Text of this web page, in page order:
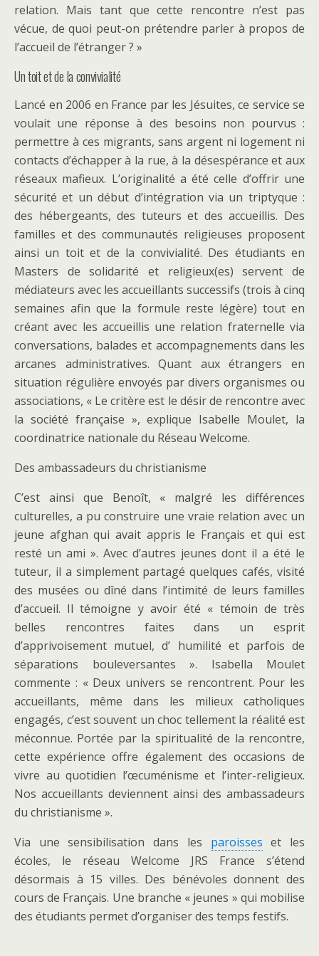
relation. Mais tant que cette rencontre n’est pas
vécue, de quoi peut-on prétendre parler à propos de
l’accueil de l’étranger ? »
Un toit et de la convivialité
Lancé en 2006 en France par les Jésuites, ce service se
voulait une réponse à des besoins non pourvus :
permettre à ces migrants, sans argent ni logement ni
contacts d’échapper à la rue, à la désespérance et aux
réseaux mafieux. L’originalité a été celle d’offrir une
sécurité et un début d’intégration via un triptyque :
des hébergeants, des tuteurs et des accueillis. Des
familles et des communautés religieuses proposent
ainsi un toit et de la convivialité. Des étudiants en
Masters de solidarité et religieux(es) servent de
médiateurs avec les accueillants successifs (trois à cinq
semaines afin que la formule reste légère) tout en
créant avec les accueillis une relation fraternelle via
conversations, balades et accompagnements dans les
arcanes administratives. Quant aux étrangers en
situation régulière envoyés par divers organismes ou
associations, « Le critère est le désir de rencontre avec
la société française », explique Isabelle Moulet, la
coordinatrice nationale du Réseau Welcome.
Des ambassadeurs du christianisme
C’est ainsi que Benoît, « malgré les différences
culturelles, a pu construire une vraie relation avec un
jeune afghan qui avait appris le Français et qui est
resté un ami ». Avec d’autres jeunes dont il a été le
tuteur, il a simplement partagé quelques cafés, visité
des musées ou dîné dans l’intimité de leurs familles
d’accueil. Il témoigne y avoir été « témoin de très
belles rencontres faites dans un esprit
d’apprivoisement mutuel, d’ humilité et parfois de
séparations bouleversantes ». Isabella Moulet
commente : « Deux univers se rencontrent. Pour les
accueillants, même dans les milieux catholiques
engagés, c’est souvent un choc tellement la réalité est
méconnue. Portée par la spiritualité de la rencontre,
cette expérience offre également des occasions de
vivre au quotidien l’œcuménisme et l’inter-religieux.
Nos accueillants deviennent ainsi des ambassadeurs
du christianisme ».
Via une sensibilisation dans les paroisses et les
écoles, le réseau Welcome JRS France s’étend
désormais à 15 villes. Des bénévoles donnent des
cours de Français. Une branche « jeunes » qui mobilise
des étudiants permet d’organiser des temps festifs.